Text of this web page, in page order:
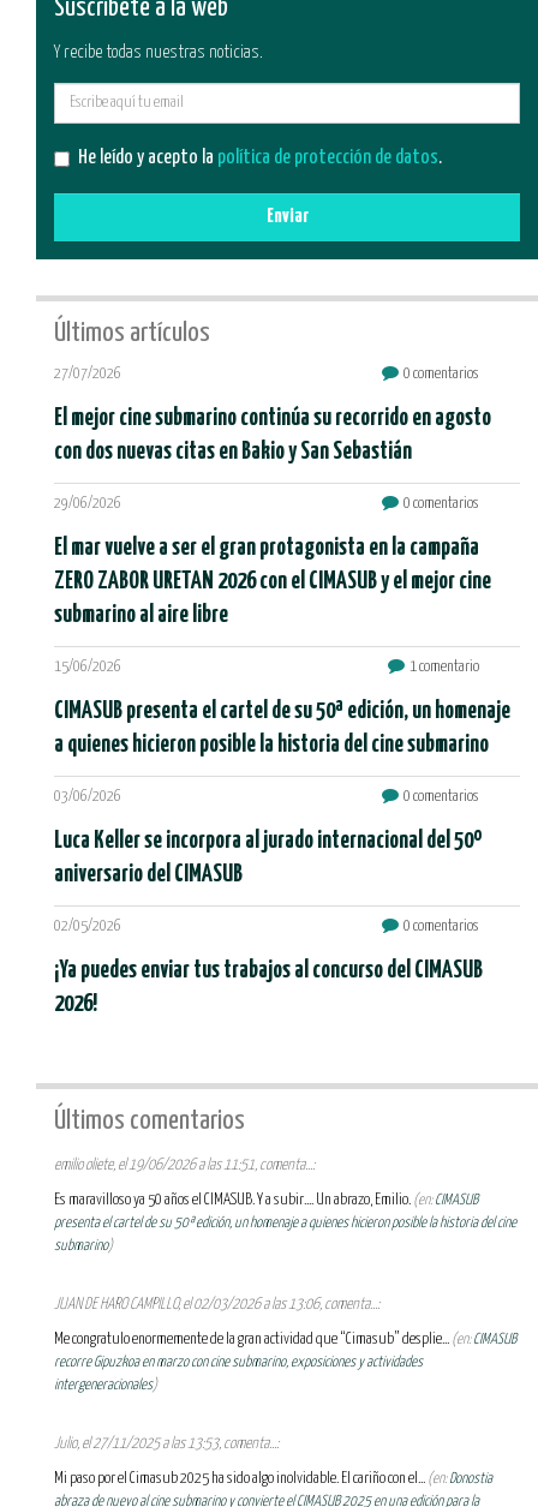
Suscríbete a la web
Y recibe todas nuestras noticias.
He leído y acepto la política de protección de datos.
Enviar
Últimos artículos
27/07/2026 0 comentarios
El mejor cine submarino continúa su recorrido en agosto
con dos nuevas citas en Bakio y San Sebastián
29/06/2026 0 comentarios
El mar vuelve a ser el gran protagonista en la campaña
ZERO ZABOR URETAN 2026 con el CIMASUB y el mejor cine
submarino al aire libre
15/06/2026 1 comentario
CIMASUB presenta el cartel de su 50ª edición, un homenaje
a quienes hicieron posible la historia del cine submarino
03/06/2026 0 comentarios
Luca Keller se incorpora al jurado internacional del 50º
aniversario del CIMASUB
02/05/2026 0 comentarios
¡Ya puedes enviar tus trabajos al concurso del CIMASUB
2026!
Últimos comentarios
emilio oliete, el 19/06/2026 a las 11:51, comenta...:
Es maravilloso ya 50 años el CIMASUB. Y a subir.... Un abrazo, Emilio. (en:CIMASUB
presenta el cartel de su 50ª edición, un homenaje a quienes hicieron posible la historia del cine
submarino)
JUAN DE HARO CAMPILLO, el 02/03/2026 a las 13:06, comenta...:
Me congratulo enormemente de la gran actividad que “Cimasub” desplie... (en:CIMASUB
recorre Gipuzkoa en marzo con cine submarino, exposiciones y actividades
intergeneracionales)
Julio, el 27/11/2025 a las 13:53, comenta...:
Mi paso por el Cimasub 2025 ha sido algo inolvidable. El cariño con el... (en:Donostia
abraza de nuevo al cine submarino y convierte el CIMASUB 2025 en una edición para la